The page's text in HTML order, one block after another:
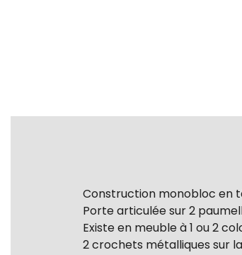
Construction monobloc en
Porte articulée sur 2
Existe en meuble à 1 ou 2
2 crochets métalliques sur